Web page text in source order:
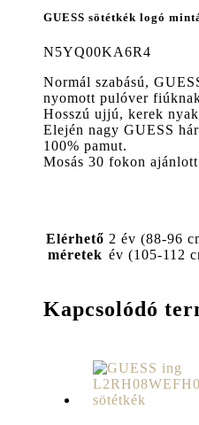
GUESS sötétkék logó
N5YQ00KA6R4
Normál szabású,
nyomott pulóver
Hosszú ujjú, kerek
Elején nagy GUESS
100% pamut.
Mosás 30 fokon
Elérhető
méretek
2 év (88-96
év (105-112
Kapcsolódó